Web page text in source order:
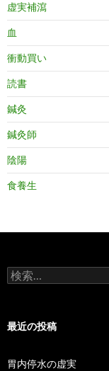
虚実補瀉
血
衝動買い
読書
鍼灸
鍼灸師
陰陽
食養生
検
索:
最近の投稿
胃内停水の虚実